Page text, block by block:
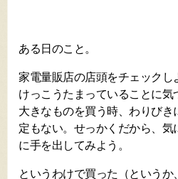
ある日のこと。
家電量販店の店頭をチェック
けっこうたまっていることに
大きなものを買う時、わりび
定もない。せっかくだから、
に手を出してみよう。
というわけで買った（という